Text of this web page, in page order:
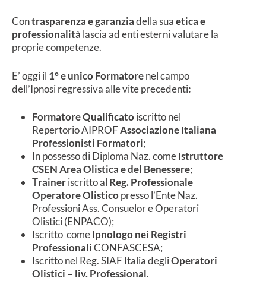
Contrasparenza e garanziadella suaetica e
professionalità lascia ad enti esterni valutare la
proprie competenze.
E’ oggi il 1° e unico Formatorenel campo
dell’Ipnosi regressiva alle vite precedenti:
Formatore Qualificato iscritto nel
Repertorio AIPROFAssociazione Italiana
Professionisti Formatori;
In possesso di Diploma Naz. comeIstruttore
CSEN Area Olistica e del Benessere;
Traineriscritto al Reg. Professionale
Operatore Olistico presso l’Ente Naz.
Professioni Ass. Consuelor e Operatori
Olistici (ENPACO);
Iscritto comeIpnologo nei Registri
ProfessionaliCONFASCESA;
Iscritto nel Reg. SIAF Italia degliOperatori
Olistici – liv. Professional.